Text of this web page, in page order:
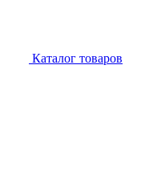
Каталог товаров